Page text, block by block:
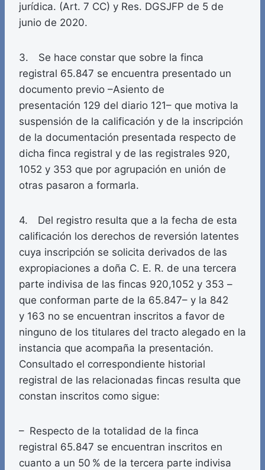
jurídica. (Art. 7 CC) y Res. DGSJFP de 5 de
junio de 2020.
3. Se hace constar que sobre la finca
registral 65.847 se encuentra presentado un
documento previo –Asiento de
presentación 129 del diario 121– que motiva la
suspensión de la calificación y de la inscripción
de la documentación presentada respecto de
dicha finca registral y de las registrales 920,
1052 y 353 que por agrupación en unión de
otras pasaron a formarla.
4. Del registro resulta que a la fecha de esta
calificación los derechos de reversión latentes
cuya inscripción se solicita derivados de las
expropiaciones a doña C. E. R. de una tercera
parte indivisa de las fincas 920,1052 y 353 –
que conforman parte de la 65.847– y la 842
y 163 no se encuentran inscritos a favor de
ninguno de los titulares del tracto alegado en la
instancia que acompaña la presentación.
Consultado el correspondiente historial
registral de las relacionadas fincas resulta que
constan inscritos como sigue:
– Respecto de la totalidad de la finca
registral 65.847 se encuentran inscritos en
cuanto a un 50 % de la tercera parte indivisa